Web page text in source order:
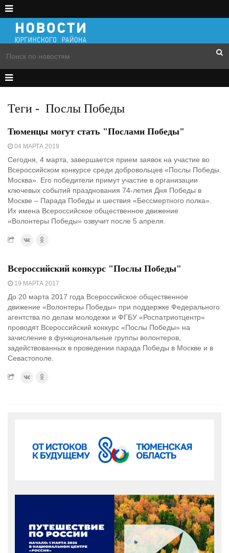
Теги - Послы Победы
Тюменцы могут стать "Послами Победы"
04 МАРТА 2019
Сегодня, 4 марта, завершается прием заявок на участие во
Всероссийском конкурсе среди добровольцев «Послы Победы.
Москва». Его победители примут участие в организации
ключевых событий празднования 74-летия Дня Победы в
Москве – Парада Победы и шествия «Бессмертного полка».
Их имена Всероссийское общественное движение
«Волонтеры Победы» озвучит после 5 апреля.
Всероссийский конкурс "Послы Победы"
19 МАРТА 2017
До 20 марта 2017 года Всероссийское общественное
движение «Волонтеры Победы» при поддержке Федерального
агентства по делам молодежи и ФГБУ «Роспатриотцентр»
проводят Всероссийский конкурс «Послы Победы» на
зачисление в функциональные группы волонтеров,
задействованных в проведении парада Победы в Москве и в
Севастополе.